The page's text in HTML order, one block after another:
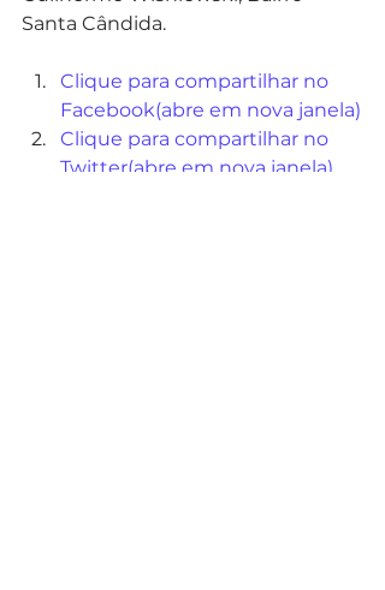
Santa Cândida.
Clique para compartilhar no
Facebook(abre em nova janela)
Clique para compartilhar no
Twitter(abre em nova janela)